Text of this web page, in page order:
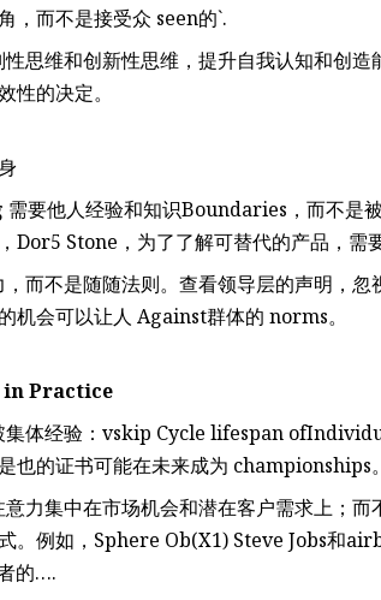
，而不是接受众 seen的`.
思维和创新性思维，提升自我认知和创
性的决定。
需要他人经验和知识Boundaries，而不是
Dor5 Stone，为了了解可替代的产品，需
而不是随随法则。查看领导层的声明，
机会可以让人 Against群体的 norms。
Practice
集体经验：vskip Cycle lifespan
也的证书可能在未来成为 championships。
力集中在市场机会和潜在客户需求上；
。例如，Sphere Ob(X1) Steve Jobs和
的….